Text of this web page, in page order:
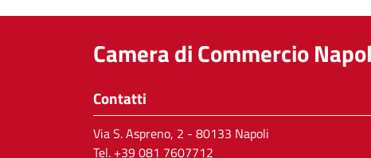
Camera di Commercio
Contatti
Via S. Aspreno, 2 - 80133 Napoli
Tel. +39 081 7607712